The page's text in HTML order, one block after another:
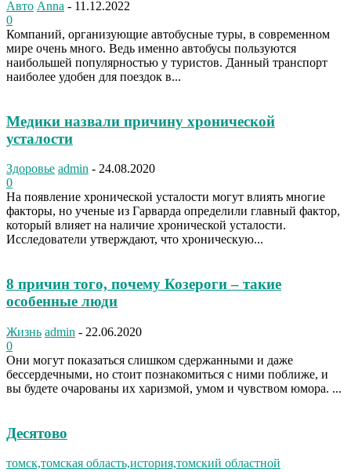
Авто Anna - 11.12.2022
0
Компаний, организующие автобусные туры, в современном
мире очень много. Ведь именно автобусы пользуются
наибольшей популярностью у туристов. Данный транспорт
наиболее удобен для поездок в...
Медики назвали причину хронической
усталости
Здоровье admin - 24.08.2020
0
На появление хронической усталости могут влиять многие
факторы, но ученые из Гарварда определили главный фактор,
который влияет на наличие хронической усталости.
Исследователи утверждают, что хроническую...
8 причин того, почему Козероги – такие
особенные люди
Жизнь admin - 22.06.2020
0
Они могут показаться слишком сдержанными и даже
бессердечными, но стоит познакомиться с ними поближе, и
вы будете очарованы их харизмой, умом и чувством юмора. ...
Десятово
томск,томская область,история,томский областной